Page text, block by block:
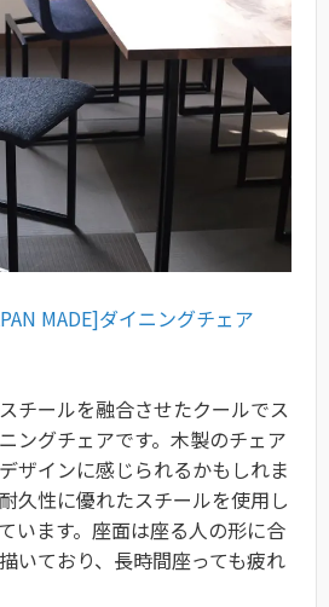
MADE]ダイニングチェア
チールを融合させたクールでス
ングチェアです。木製のチェア
ザインに感じられるかもしれま
久性に優れたスチールを使用し
います。座面は座る人の形に合
いており、長時間座っても疲れ